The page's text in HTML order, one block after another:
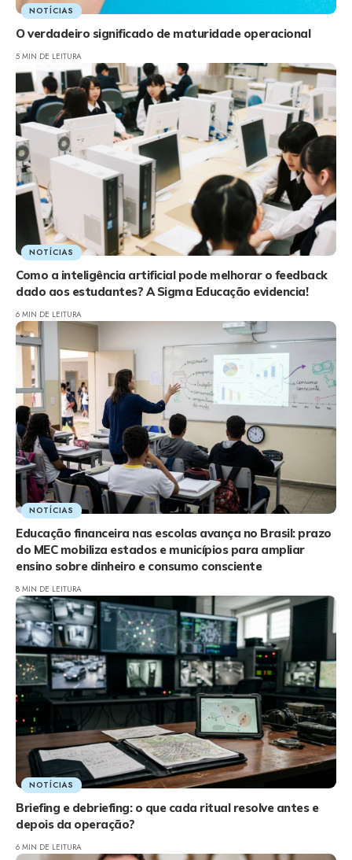
NOTÍCIAS
O verdadeiro significado de maturidade operacional
5 MIN DE LEITURA
NOTÍCIAS
Como a inteligência artificial pode melhorar o feedback
dado aos estudantes? A Sigma Educação evidencia!
6 MIN DE LEITURA
NOTÍCIAS
Educação financeira nas escolas avança no Brasil: prazo
do MEC mobiliza estados e municípios para ampliar
ensino sobre dinheiro e consumo consciente
8 MIN DE LEITURA
NOTÍCIAS
Briefing e debriefing: o que cada ritual resolve antes e
depois da operação?
6 MIN DE LEITURA